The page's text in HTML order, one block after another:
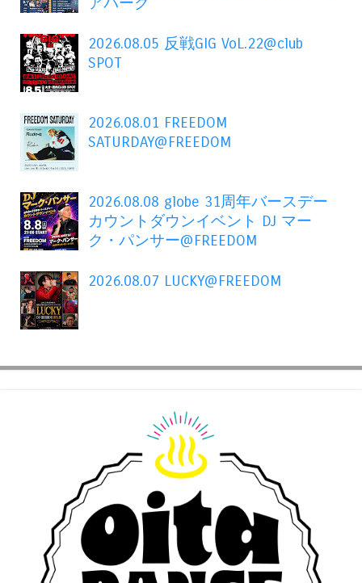
2026.08.05 反戦GIG VoL.22@club
SPOT
2026.08.01 FREEDOM
SATURDAY@FREEDOM
2026.08.08 globe 31周年バースデー
カウントダウンイベント DJ マー
ク・パンサー@FREEDOM
2026.08.07 LUCKY@FREEDOM